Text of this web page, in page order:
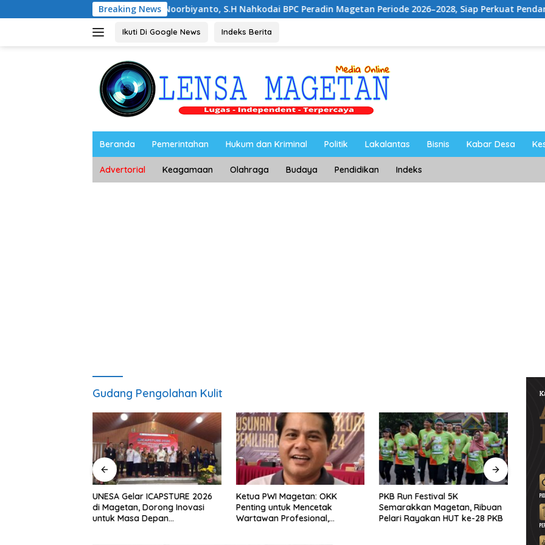
ke
Breaking News
Noorbiyanto, S.H Nahkodai BPC Peradin Magetan Periode 2026–2028, Siap Perkuat Pendampingan Hukum
Ikuti Di Google News Indeks Berita
Beranda Pemerintahan Hukum dan Kriminal Politik Lakalantas Bisnis Kabar Desa
Advertorial Keagamaan Olahraga Budaya Pendidikan Indeks
Gudang Pengolahan Kulit
UNESA Gelar ICAPSTURE 2026
di Magetan, Dorong Inovasi
untuk Masa Depan
Ketua PWI Magetan: OKK
Penting untuk Mencetak
Wartawan Profesional,
PKB Run Festival 5K
Semarakkan Magetan, Ribuan
Pelari Rayakan HUT ke-28 PKB